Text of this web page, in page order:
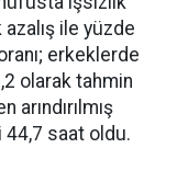
azalış ile yüzde
erkeklerde
olarak tahmin
44,7 saat oldu.